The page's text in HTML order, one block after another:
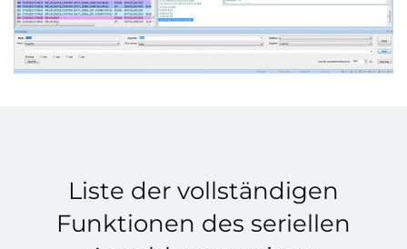
Liste der vollständigen
Funktionen des seriellen